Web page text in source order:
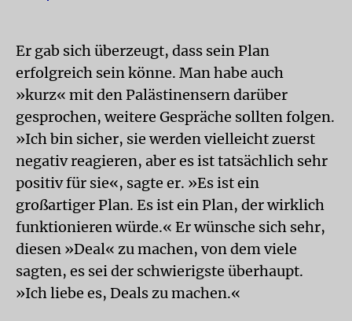
Er gab sich überzeugt, dass sein Plan
erfolgreich sein könne. Man habe auch
»kurz« mit den Palästinensern darüber
gesprochen, weitere Gespräche sollten folgen.
»Ich bin sicher, sie werden vielleicht zuerst
negativ reagieren, aber es ist tatsächlich sehr
positiv für sie«, sagte er. »Es ist ein
großartiger Plan. Es ist ein Plan, der wirklich
funktionieren würde.« Er wünsche sich sehr,
diesen »Deal« zu machen, von dem viele
sagten, es sei der schwierigste überhaupt.
»Ich liebe es, Deals zu machen.«